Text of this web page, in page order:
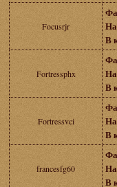
Focusrjr
В
Fortressphx
В
Fortressvci
В
francesfg60
В